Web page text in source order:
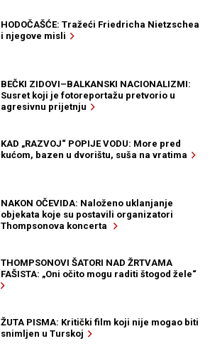
HODOČAŠĆE: Tražeći Friedricha Nietzschea
i njegove misli
BEČKI ZIDOVI–BALKANSKI NACIONALIZMI:
Susret koji je fotoreportažu pretvorio u
agresivnu prijetnju
KAD „RAZVOJ“ POPIJE VODU: More pred
kućom, bazen u dvorištu, suša na vratima
NAKON OČEVIDA: Naloženo uklanjanje
objekata koje su postavili organizatori
Thompsonova koncerta
THOMPSONOVI ŠATORI NAD ŽRTVAMA
FAŠISTA: „Oni očito mogu raditi štogod žele“
ŽUTA PISMA: Kritički film koji nije mogao biti
snimljen u Turskoj